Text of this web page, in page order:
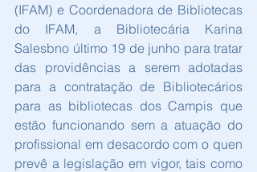
(IFAM) e Coordenadora de Bibliotecas
do IFAM, a Bibliotecária Karina
Salesbno último 19 de junho para tratar
das providências a serem adotadas
para a contratação de Bibliotecários
para as bibliotecas dos Campis que
estão funcionando sem a atuação do
profissional em desacordo com o quen
prevê a legislação em vigor, tais como